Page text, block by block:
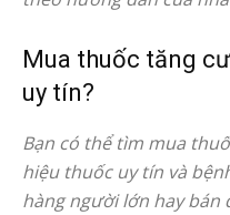
Mua thuốc tăng
uy tín?
Bạn có thể tìm mua
hiệu thuốc uy tín và
hàng người lớn hay bán